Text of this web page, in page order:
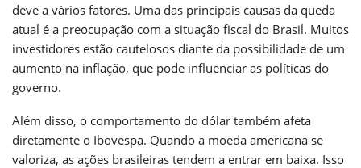
deve a vários fatores. Uma das principais causas da queda
atual é a preocupação com a situação fiscal do Brasil. Muitos
investidores estão cautelosos diante da possibilidade de um
aumento na inflação, que pode influenciar as políticas do
governo.
Além disso, o comportamento do dólar também afeta
diretamente o Ibovespa. Quando a moeda americana se
valoriza, as ações brasileiras tendem a entrar em baixa. Isso